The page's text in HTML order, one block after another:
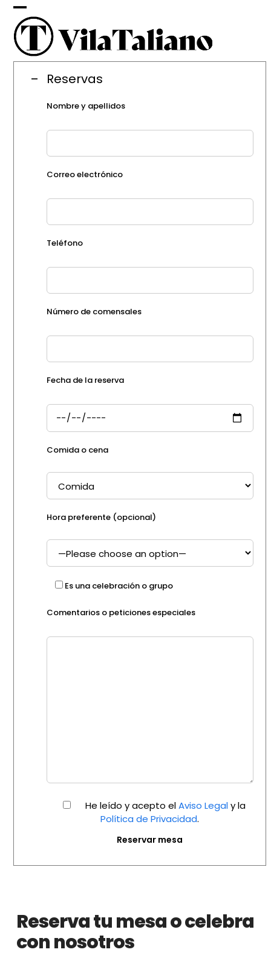
Skip
content
Open
mobile
menu
Close
mobile
menu
Reservas
Nombre y apellidos
Correo electrónico
Teléfono
Número de comensales
Fecha de la reserva
Comida o cena
Hora preferente (opcional)
Es una celebración o grupo
Comentarios o peticiones especiales
He leído y acepto elAviso Legaly la
Política de Privacidad.
Reserva tu mesa o celebra
con nosotros